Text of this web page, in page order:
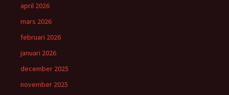
april 2026
mars 2026
februari 2026
januari 2026
december 2025
november 2025